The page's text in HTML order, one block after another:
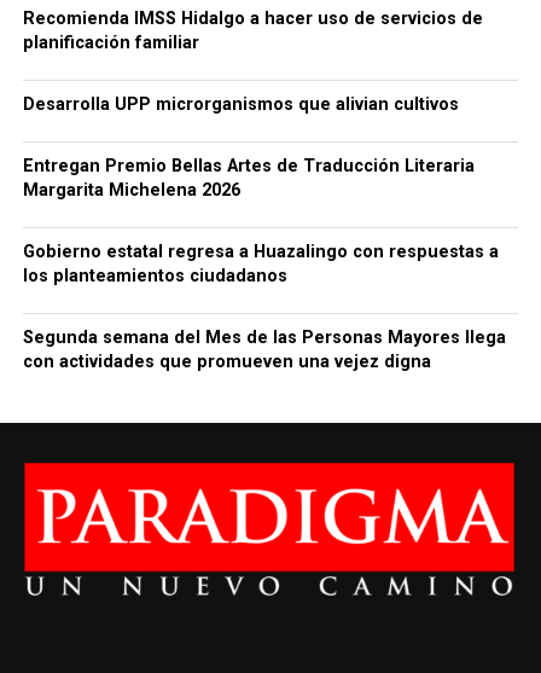
Recomienda IMSS Hidalgo a hacer uso de servicios de
planificación familiar
Desarrolla UPP microrganismos que alivian cultivos
Entregan Premio Bellas Artes de Traducción Literaria
Margarita Michelena 2026
Gobierno estatal regresa a Huazalingo con respuestas a
los planteamientos ciudadanos
Segunda semana del Mes de las Personas Mayores llega
con actividades que promueven una vejez digna